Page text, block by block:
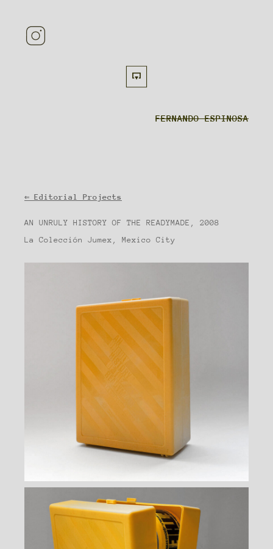
FERNANDO ESPINOSA
⇐ Editorial Projects
AN UNRULY HISTORY OF THE READYMADE, 2008
La Colección Jumex, Mexico City